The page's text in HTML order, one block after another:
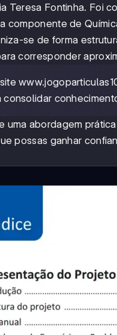
Teresa Fontinha. Foi
componente de
se de forma
corresponder
consolidar
uma abordagem
possas ganhar